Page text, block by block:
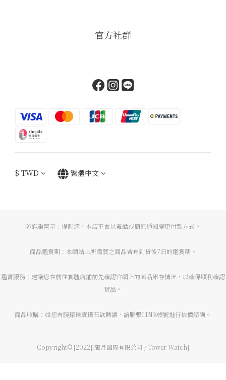
官方社群
$ TWD 繁體中文
防詐騙警示：提醒您，本店不會以電話或簡訊通知變更付款方式。
商品鑑賞期：本網站上所購買之商品皆有到貨後7日的鑑賞期。
鑑賞服務：建議您在前往實體店鋪前先確認官網上的商品庫存情況，以確保順利確認
實品。
商品收購：如您有腕錶珠寶鑽石欲轉讓，請聯繫LINE帳號進行估價諮詢。
Copyright© [2022][龍月國際有限公司 / Tower Watch]